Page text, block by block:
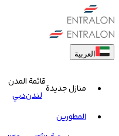
العربية
منازل جديدة
قائمة المدن
لندندبي
المطورين